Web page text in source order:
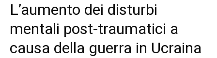
L’aumento dei disturbi
mentali post-traumatici a
causa della guerra in Ucraina